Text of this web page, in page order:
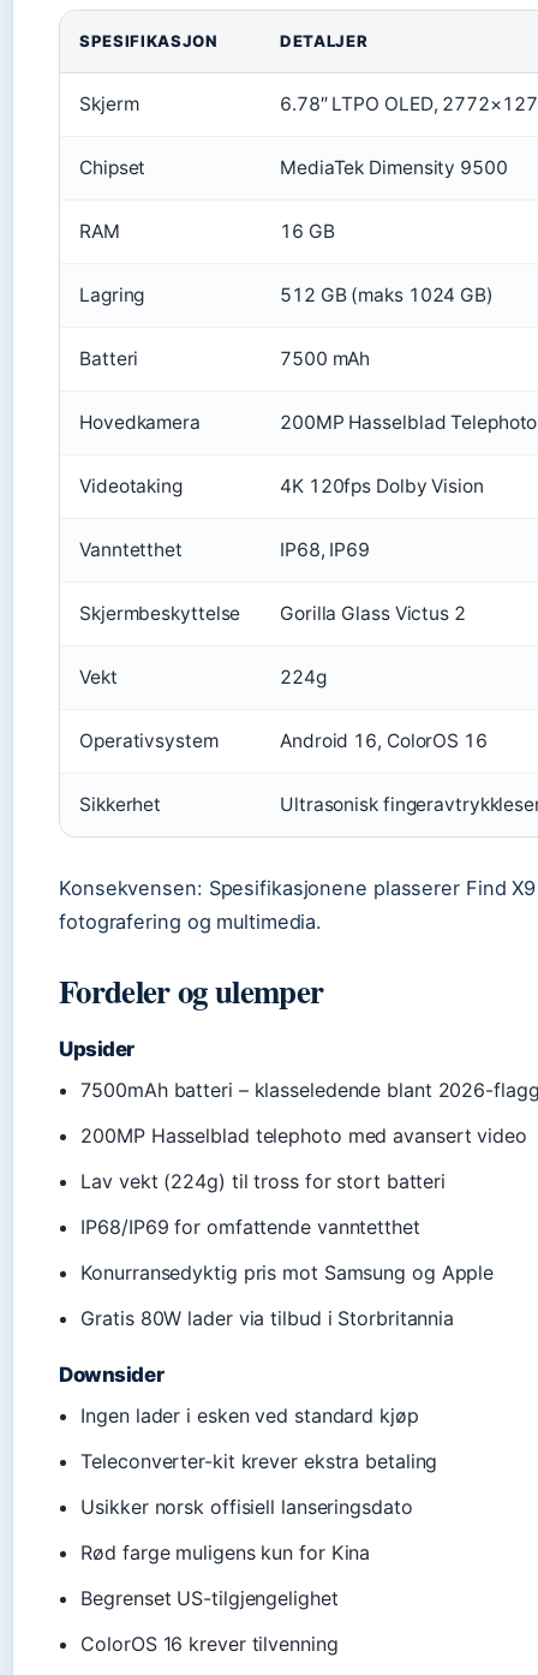
SPESIFIKASJON DETALJER
Skjerm 6.78″ LTPO OLED,
Chipset MediaTek Dimensity 9500
RAM 16 GB
Lagring 512 GB (maks 1024 GB)
Batteri 7500 mAh
Hovedkamera 200MP Hasselblad Telephoto
Videotaking 4K 120fps Dolby Vision
Vanntetthet IP68, IP69
Skjermbeskyttelse Gorilla Glass Victus 2
Vekt 224g
Operativsystem Android 16, ColorOS 16
Sikkerhet Ultrasonisk
Konsekvensen: Spesifikasjonene plasserer Find
fotografering og multimedia.
Fordeler og ulemper
Upsider
7500mAh batteri – klasseledende blant 2026-
200MP Hasselblad telephoto med avansert video
Lav vekt (224g) til tross for stort batteri
IP68/IP69 for omfattende vanntetthet
Konurransedyktig pris mot Samsung og Apple
Gratis 80W lader via tilbud i Storbritannia
Downsider
Ingen lader i esken ved standard kjøp
Teleconverter-kit krever ekstra betaling
Usikker norsk offisiell lanseringsdato
Rød farge muligens kun for Kina
Begrenset US-tilgjengelighet
ColorOS 16 krever tilvenning